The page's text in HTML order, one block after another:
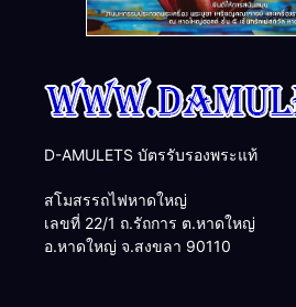
D-AMULETS บัตรรับรองพระแท้
สโมสรรถไฟหาดใหญ่
เลขที่ 22/1 ถ.รัถการ ต.หาดใหญ่
อ.หาดใหญ่ จ.สงขลา 90110